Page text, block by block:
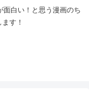
面白い！と思う漫画のち
す！